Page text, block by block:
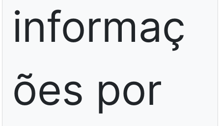
informaç
ões por